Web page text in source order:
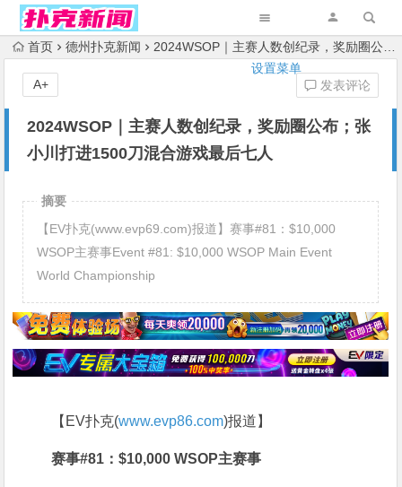
设置菜单
首页 德州扑克新闻 2024WSOP｜主赛人数创纪录，奖励圈公布；张小川打进1500刀混合游戏最后七人
2024WSOP｜主赛人数创纪录，奖励圈公布；张
小川打进1500刀混合游戏最后七人
发表评论
A+
摘要
【EV扑克(www.evp69.com)报道】赛事#81：$10,000
WSOP主赛事Event #81: $10,000 WSOP Main Event
World Championship
【EV扑克(www.evp86.com)报道】
赛事#81：$10,000 WSOP主赛事